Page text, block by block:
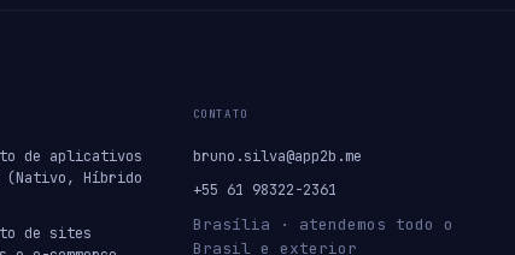
de aplicativos
(Nativo, Híbrido
de sites
CONTATO
bruno.silva@app2b.me
+55 61 98322-2361
Brasília · atendemos todo o
Brasil e exterior